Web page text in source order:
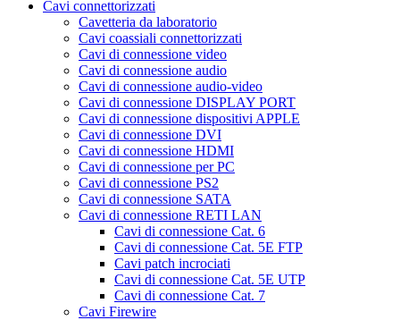
Cavi connettorizzati
Cavetteria da laboratorio
Cavi coassiali connettorizzati
Cavi di connessione video
Cavi di connessione audio
Cavi di connessione audio-video
Cavi di connessione DISPLAY PORT
Cavi di connessione dispositivi APPLE
Cavi di connessione DVI
Cavi di connessione HDMI
Cavi di connessione per PC
Cavi di connessione PS2
Cavi di connessione SATA
Cavi di connessione RETI LAN
Cavi di connessione Cat. 6
Cavi di connessione Cat. 5E FTP
Cavi patch incrociati
Cavi di connessione Cat. 5E UTP
Cavi di connessione Cat. 7
Cavi Firewire